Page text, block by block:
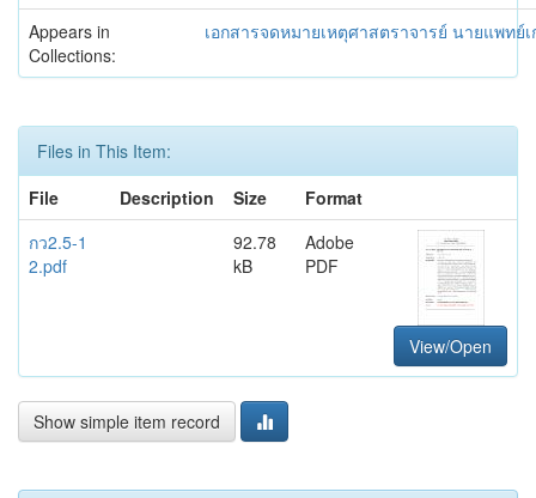
Appears in
Collections:
เอกสารจดหมายเหตุศาสตราจารย์ นายแพท
Files in This Item:
File
Description Size
Format
กว2.5-1
2.pdf
92.78
kB
Adobe
PDF
View/Open
Show simple item record